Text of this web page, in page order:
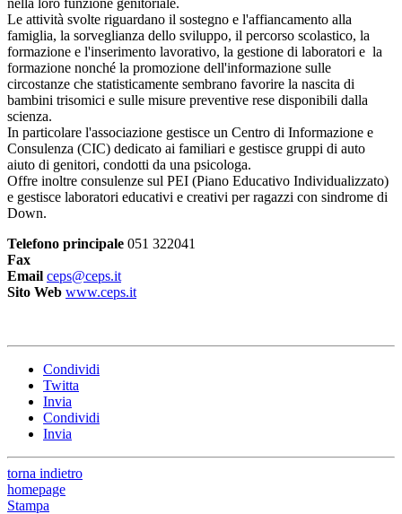
Le attività svolte riguardano il sostegno e l'affiancamento alla
famiglia, la sorveglianza dello sviluppo, il percorso scolastico, la
formazione e l'inserimento lavorativo, la gestione di laboratori e la
formazione nonché la promozione dell'informazione sulle
circostanze che statisticamente sembrano favorire la nascita di
bambini trisomici e sulle misure preventive rese disponibili dalla
scienza.
In particolare l'associazione gestisce un Centro di Informazione e
Consulenza (CIC) dedicato ai familiari e gestisce gruppi di auto
aiuto di genitori, condotti da una psicologa.
Offre inoltre consulenze sul PEI (Piano Educativo Individualizzato)
e gestisce laboratori educativi e creativi per ragazzi con sindrome di
Down.
Telefono principale 051 322041
Fax
Email ceps@ceps.it
Sito Web www.ceps.it
Condividi
Twitta
Invia
Condividi
Invia
torna indietro
homepage
Stampa